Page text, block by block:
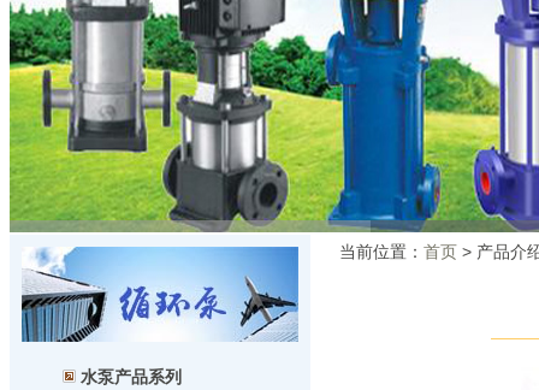
水泵产品系列
当前位置： 首页 > 产品介